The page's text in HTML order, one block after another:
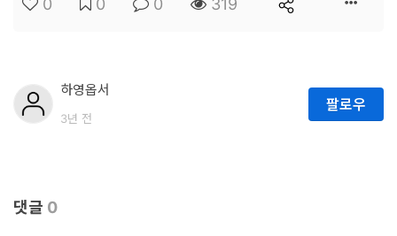
리
하영옵서
3년 전
팔로우
댓글 0